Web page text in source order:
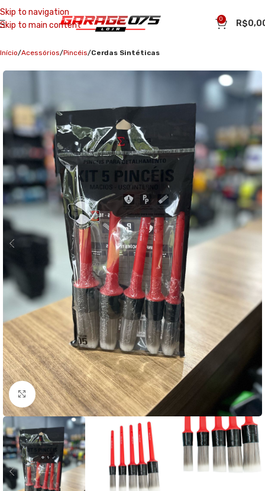
Skip to navigation
Skip to main content
0 R$
Início Acessórios Pincéis Cerdas Sintéticas
Clique para ampliar